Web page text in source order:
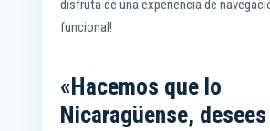
disfruta de una experiencia de
funcional!
«Hacemos que lo
Nicaragüense,